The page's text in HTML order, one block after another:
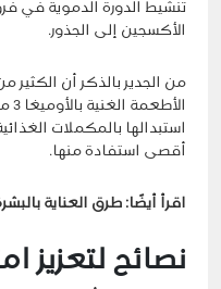
تنشيط الدورة الدموية في
الأكسجين إلى الجذور.
من الجدير بالذكر أن الكثير
استبدالها بالمكملات
أقصى استفادة منها.
اقرأ أيضًا: طرق العناية
نصائح لتعزيز